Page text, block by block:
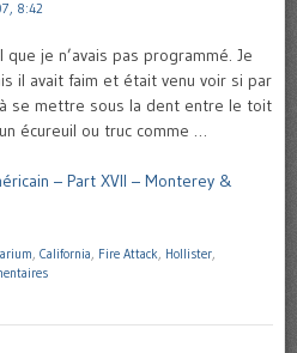
8:42
je n’avais pas programmé. Je
il avait faim et était venu voir si par
à se mettre sous la dent entre le toit
écureuil ou truc comme …
– Part XVII – Monterey &
, California, Fire Attack, Hollister,